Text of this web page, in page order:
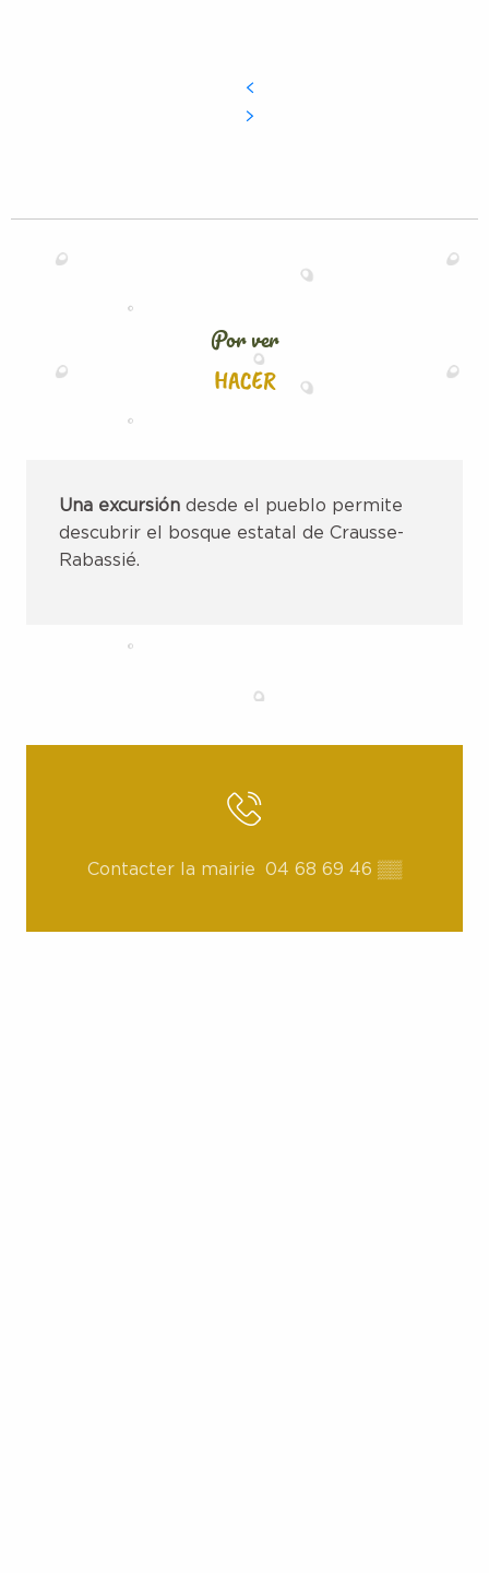
Por ver
HACER
Una excursión desde el pueblo permite
descubrir el bosque estatal de Crausse-
Rabassié.
Contacter la mairie 04 68 69 46 ▒▒